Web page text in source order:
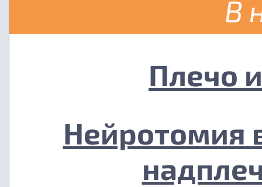
В
Плечо
Нейротомия